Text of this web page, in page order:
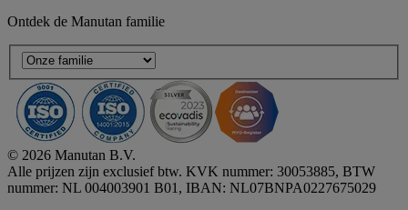
Ontdek de Manutan familie
© 2026 Manutan B.V.
Alle prijzen zijn exclusief btw. KVK nummer: 30053885, BTW
nummer: NL 004003901 B01, IBAN: NL07BNPA0227675029